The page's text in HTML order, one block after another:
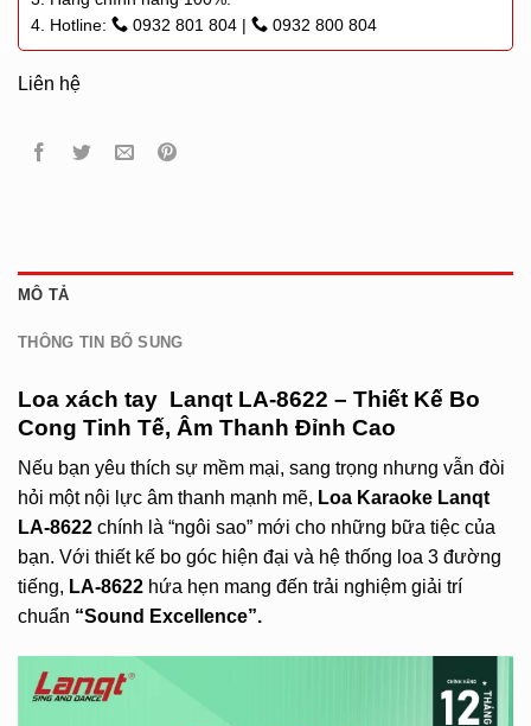
4. Hotline:
0932 801 804 | 0932 800 804
Liên hệ
MÔ TẢ
THÔNG TIN BỔ SUNG
Loa xách tay Lanqt LA-8622 – Thiết Kế Bo
Cong Tinh Tế, Âm Thanh Đỉnh Cao
Nếu bạn yêu thích sự mềm mại, sang trọng nhưng vẫn đòi
hỏi một nội lực âm thanh mạnh mẽ, Loa Karaoke Lanqt
LA-8622 chính là “ngôi sao” mới cho những bữa tiệc của
bạn. Với thiết kế bo góc hiện đại và hệ thống loa 3 đường
tiếng, LA-8622 hứa hẹn mang đến trải nghiệm giải trí
chuẩn “Sound Excellence”.